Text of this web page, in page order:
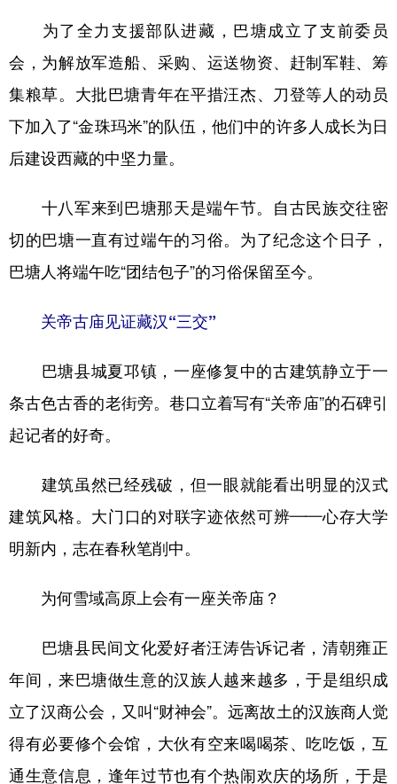
为了全力支援部队进藏，巴塘成立了支前委员
会，为解放军造船、采购、运送物资、赶制军鞋、筹
集粮草。大批巴塘青年在平措汪杰、刀登等人的动员
下加入了“金珠玛米”的队伍，他们中的许多人成长为日
后建设西藏的中坚力量。
十八军来到巴塘那天是端午节。自古民族交往密
切的巴塘一直有过端午的习俗。为了纪念这个日子，
巴塘人将端午吃“团结包子”的习俗保留至今。
关帝古庙见证藏汉“三交”
巴塘县城夏邛镇，一座修复中的古建筑静立于一
条古色古香的老街旁。巷口立着写有“关帝庙”的石碑引
起记者的好奇。
建筑虽然已经残破，但一眼就能看出明显的汉式
建筑风格。大门口的对联字迹依然可辨——心存大学
明新内，志在春秋笔削中。
为何雪域高原上会有一座关帝庙？
巴塘县民间文化爱好者汪涛告诉记者，清朝雍正
年间，来巴塘做生意的汉族人越来越多，于是组织成
立了汉商公会，又叫“财神会”。远离故土的汉族商人觉
得有必要修个会馆，大伙有空来喝喝茶、吃吃饭，互
通生意信息，逢年过节也有个热闹欢庆的场所，于是